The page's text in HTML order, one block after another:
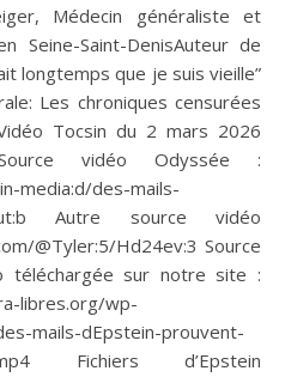
Médecin généraliste et
Seine-Saint-DenisAuteur de
longtemps que je suis vieille”
Les chroniques censurées
Tocsin du 2 mars 2026
vidéo Odyssée :
media:d/des-mails-
tout:b Autre source vidéo
@Tyler:5/Hd24ev:3 Source
téléchargée sur notre site :
libres.org/wp-
mails-dEpstein-prouvent-
Fichiers d’Epstein